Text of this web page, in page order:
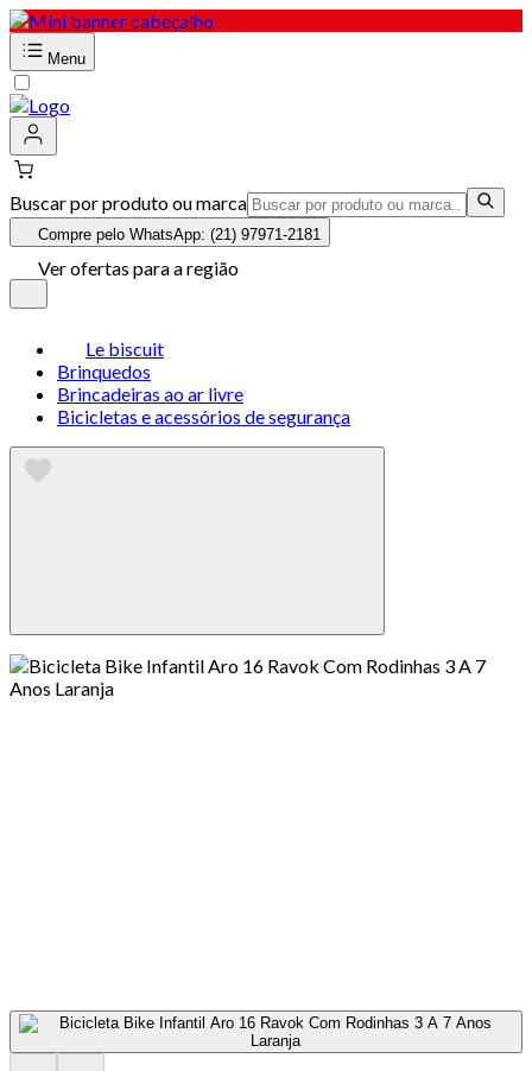
Menu
Buscar por produto ou marca
Compre pelo WhatsApp: (21) 97971-2181
Ver ofertas para a região
Le biscuit
Brinquedos
Brincadeiras ao ar livre
Bicicletas e acessórios de segurança